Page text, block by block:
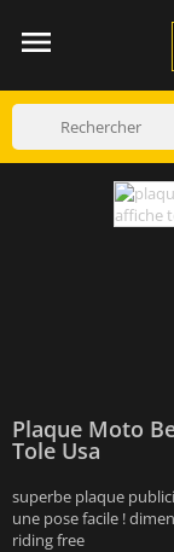

Plaque Moto
Tole Usa
superbe plaque
une pose facile !
riding free